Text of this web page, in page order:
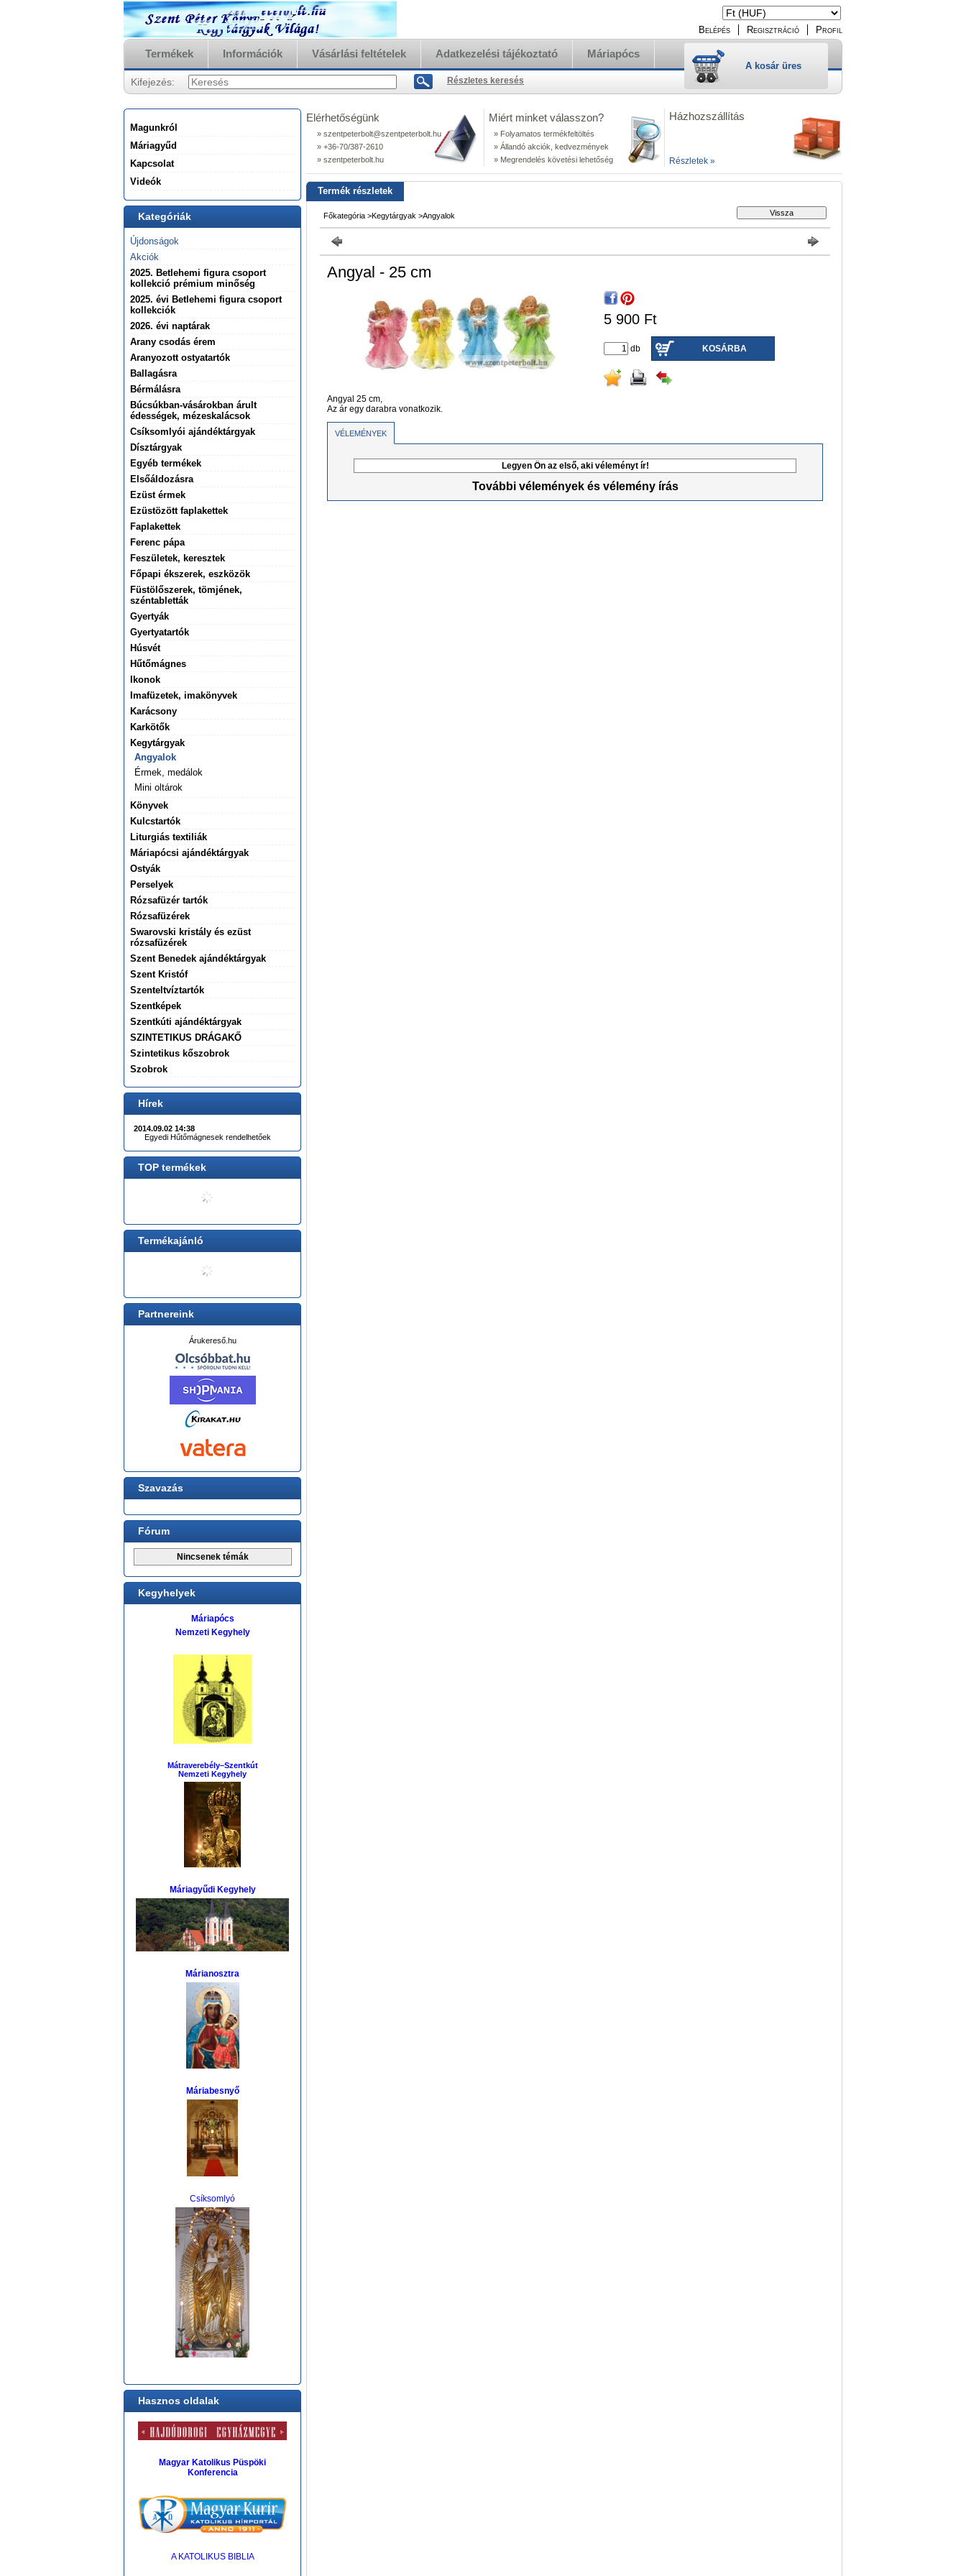
www.szentpeterbolt.hu
Belépés Regisztráció Profil
Termékek Információk Vásárlási feltételek Adatkezelési tájékoztató Máriapócs
Kifejezés: Részletes keresés
A kosár üres
Magunkról
Máriagyűd
Kapcsolat
Videók
Kategóriák
Újdonságok
Akciók
2025. Betlehemi figura csoport
kollekció prémium minőség
2025. évi Betlehemi figura csoport
kollekciók
2026. évi naptárak
Arany csodás érem
Aranyozott ostyatartók
Ballagásra
Bérmálásra
Búcsúkban-vásárokban árult
édességek, mézeskalácsok
Csíksomlyói ajándéktárgyak
Dísztárgyak
Egyéb termékek
Elsőáldozásra
Ezüst érmek
Ezüstözött faplakettek
Faplakettek
Ferenc pápa
Feszületek, keresztek
Főpapi ékszerek, eszközök
Füstölőszerek, tömjének,
széntabletták
Gyertyák
Gyertyatartók
Húsvét
Hűtőmágnes
Ikonok
Imafüzetek, imakönyvek
Karácsony
Karkötők
Kegytárgyak
Angyalok
Érmek, medálok
Mini oltárok
Könyvek
Kulcstartók
Liturgiás textiliák
Máriapócsi ajándéktárgyak
Ostyák
Perselyek
Rózsafüzér tartók
Rózsafüzérek
Swarovski kristály és ezüst
rózsafüzérek
Szent Benedek ajándéktárgyak
Szent Kristóf
Szenteltvíztartók
Szentképek
Szentkúti ajándéktárgyak
SZINTETIKUS DRÁGAKŐ
Szintetikus kőszobrok
Szobrok
Hírek
2014.09.02 14:38
Egyedi Hűtőmágnesek rendelhetőek
TOP termékek
Termékajánló
Partnereink
Árukereső.hu
Szavazás
Fórum
Nincsenek témák
Kegyhelyek
Máriapócs
Nemzeti Kegyhely
Mátraverebély–Szentkút
Nemzeti Kegyhely
Máriagyűdi Kegyhely
Márianosztra
Máriabesnyő
Csíksomlyó
Hasznos oldalak
Magyar Katolikus Püspöki
Konferencia
A KATOLIKUS BIBLIA
Elérhetőségünk
» szentpeterbolt@szentpeterbolt.hu
» +36-70/387-2610
» szentpeterbolt.hu
Miért minket válasszon?
» Folyamatos termékfeltöltés
» Állandó akciók, kedvezmények
» Megrendelés követési lehetőség
Házhozszállítás
Részletek »
Termék részletek
Főkategória >Kegytárgyak >Angyalok
Angyal - 25 cm
5 900 Ft
db KOSÁRBA
Angyal 25 cm,
Az ár egy darabra vonatkozik.
VÉLEMÉNYEK
Legyen Ön az első, aki véleményt ír!
További vélemények és vélemény írás